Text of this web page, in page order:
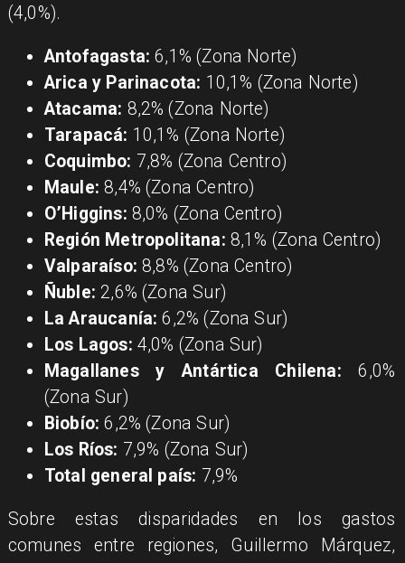
(4,0%).
Antofagasta: 6,1% (Zona Norte)
Arica y Parinacota: 10,1% (Zona Norte)
Atacama: 8,2% (Zona Norte)
Tarapacá: 10,1% (Zona Norte)
Coquimbo: 7,8% (Zona Centro)
Maule: 8,4% (Zona Centro)
O’Higgins: 8,0% (Zona Centro)
Región Metropolitana: 8,1% (Zona Centro)
Valparaíso: 8,8% (Zona Centro)
Ñuble: 2,6% (Zona Sur)
La Araucanía: 6,2% (Zona Sur)
Los Lagos: 4,0% (Zona Sur)
Magallanes y Antártica Chilena: 6,0%
(Zona Sur)
Biobío: 6,2% (Zona Sur)
Los Ríos: 7,9% (Zona Sur)
Total general país: 7,9%
Sobre estas disparidades en los gastos
comunes entre regiones, Guillermo Márquez,